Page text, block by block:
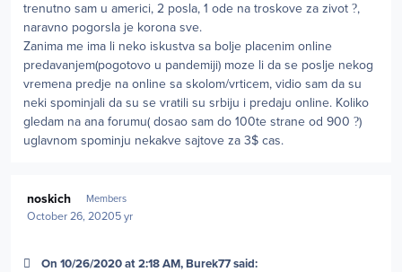
trenutno sam u americi, 2 posla, 1 ode na troskove za zivot ?,
naravno pogorsla je korona sve.
Zanima me ima li neko iskustva sa bolje placenim online
predavanjem(pogotovo u pandemiji) moze li da se poslje nekog
vremena predje na online sa skolom/vrticem, vidio sam da su
neki spominjali da su se vratili su srbiju i predaju online. Koliko
gledam na ana forumu( dosao sam do 100te strane od 900 ?)
uglavnom spominju nekakve sajtove za 3$ cas.
noskich Members
October 26, 20205 yr
On 10/26/2020 at 2:18 AM, Burek77 said: